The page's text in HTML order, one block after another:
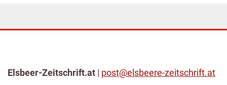
Elsbeer-Zeitschrift.at | post@elsbeere-zeitschrift.at